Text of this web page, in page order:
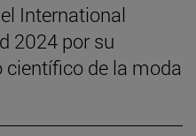
International
2024 por su
de la moda